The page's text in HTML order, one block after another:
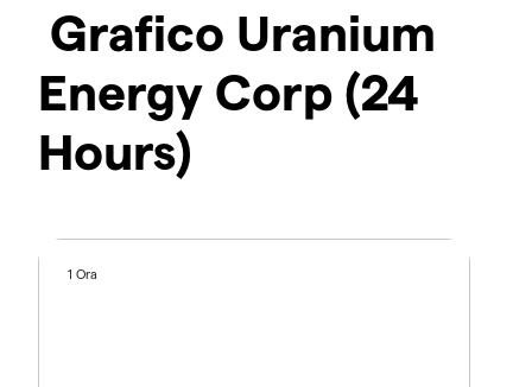
Grafico Uranium
Energy Corp (24
Hours)
1 Ora